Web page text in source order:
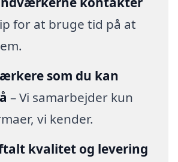
for at bruge tid på at
som du kan
– Vi samarbejder kun
vi kender.
kvalitet og levering